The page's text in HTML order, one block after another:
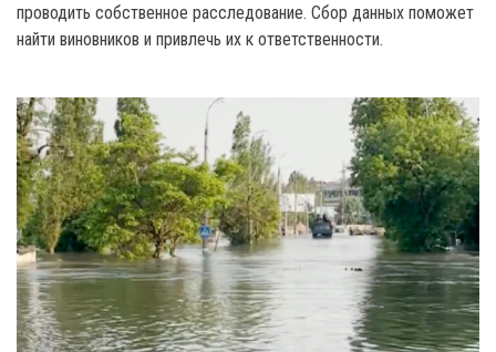
проводить собственное расследование. Сбор данных поможет
найти виновников и привлечь их к ответственности.